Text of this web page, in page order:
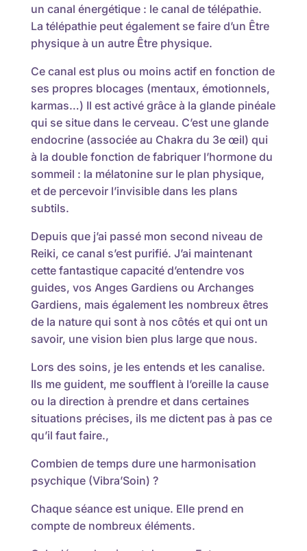
un canal énergétique : le canal de télépathie.
La télépathie peut également se faire d’un Être
physique à un autre Être physique.
Ce canal est plus ou moins actif en fonction de
ses propres blocages (mentaux, émotionnels,
karmas…) Il est activé grâce à la glande pinéale
qui se situe dans le cerveau. C’est une glande
endocrine (associée au Chakra du 3e œil) qui
à la double fonction de fabriquer l’hormone du
sommeil : la mélatonine sur le plan physique,
et de percevoir l’invisible dans les plans
subtils.
Depuis que j’ai passé mon second niveau de
Reiki, ce canal s’est purifié. J’ai maintenant
cette fantastique capacité d’entendre vos
guides, vos Anges Gardiens ou Archanges
Gardiens, mais également les nombreux êtres
de la nature qui sont à nos côtés et qui ont un
savoir, une vision bien plus large que nous.
Lors des soins, je les entends et les canalise.
Ils me guident, me soufflent à l’oreille la cause
ou la direction à prendre et dans certaines
situations précises, ils me dictent pas à pas ce
qu’il faut faire.,
Combien de temps dure une harmonisation
psychique (Vibra’Soin) ?
Chaque séance est unique. Elle prend en
compte de nombreux éléments.